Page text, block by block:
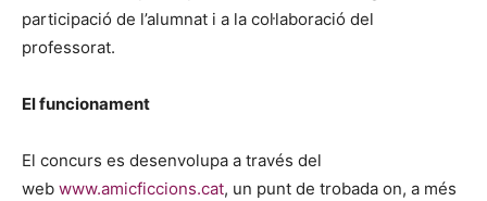
participació de l’alumnat i a la col·laboració del
professorat.
El funcionament
El concurs es desenvolupa a través del
web www.amicficcions.cat, un punt de trobada on, a més